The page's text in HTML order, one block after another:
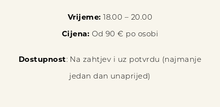
Vrijeme: 18.00 – 20.00
Cijena: Od 90 € po osobi
Dostupnost: Na zahtjev i uz potvrdu (najmanje
jedan dan unaprijed)